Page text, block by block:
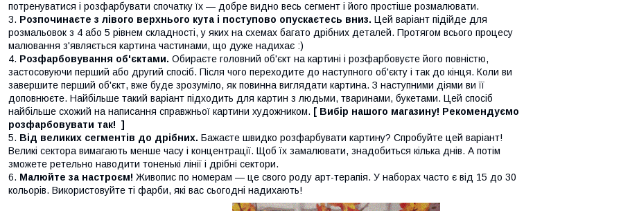
потренуватися і розфарбувати спочатку їх — добре видно весь сегмент і його простіше розмалювати.
Розпочинаєте з лівого верхнього кута і поступово опускаєтесь вниз. Цей варіант підійде для
розмальовок з 4 або 5 рівнем складності, у яких на схемах багато дрібних деталей. Протягом всього процесу
малювання з'являється картина частинами, що дуже надихає :)
Розфарбовування об'єктами. Обираєте головний об'єкт на картині і розфарбовуєте його повністю,
застосовуючи перший або другий спосіб. Після чого переходите до наступного об'єкту і так до кінця. Коли ви
завершите перший об'єкт, вже буде зрозуміло, як повинна виглядати картина. З наступними діями ви її
доповнюєте. Найбільше такий варіант підходить для картин з людьми, тваринами, букетами. Цей спосіб
найбільше схожий на написання справжньої картини художником. [ Вибір нашого магазину! Рекомендуємо
розфарбовувати так! ]
Від великих сегментів до дрібних. Бажаєте швидко розфарбувати картину? Спробуйте цей варіант!
Великі сектора вимагають менше часу і концентрації. Щоб їх замалювати, знадобиться кілька днів. А потім
зможете ретельно наводити тоненькі лінії і дрібні сектори.
Малюйте за настроєм! Живопис по номерам — це свого роду арт-терапія. У наборах часто є від 15 до 30
кольорів. Використовуйте ті фарби, які вас сьогодні надихають!